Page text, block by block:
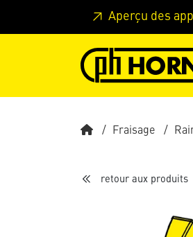
Skip to main content Passer à
Aperçu des
Fraisage
retour aux produits